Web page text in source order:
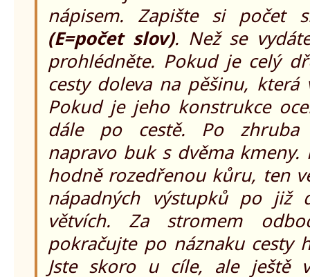
nápisem. Zapište si počet
(E=počet slov). Než se
prohlédněte. Pokud je celý
cesty doleva na pěšinu, která
Pokud je jeho konstrukce
dále po cestě. Po zhruba
napravo buk s dvěma kmeny.
hodně rozedřenou kůru, ten
nápadných výstupků po již
větvích. Za stromem
pokračujte po náznaku cesty
Jste skoro u cíle, ale ještě